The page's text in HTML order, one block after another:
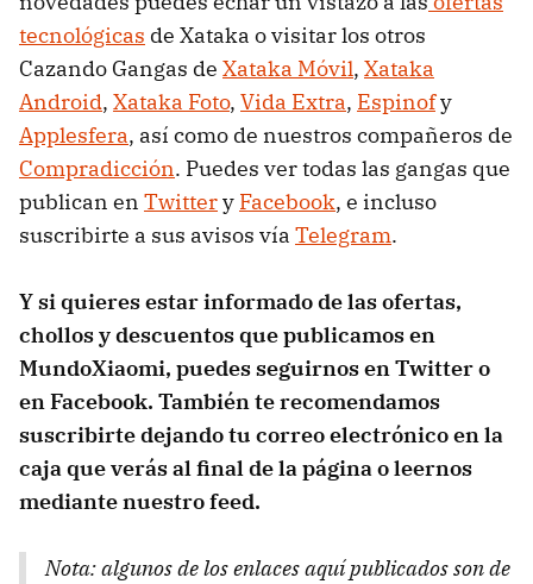
tecnológicas de Xataka o visitar los otros
Cazando Gangas de Xataka Móvil, Xataka
Android, Xataka Foto, Vida Extra, Espinofy
Applesfera, así como de nuestros compañeros de
Compradicción. Puedes ver todas las gangas que
publican en Twittery Facebook, e incluso
suscribirte a sus avisos vía Telegram.
Y si quieres estar informado de las ofertas,
chollos y descuentos que publicamos en
MundoXiaomi, puedes seguirnos en Twitter o
en Facebook. También te recomendamos
suscribirte dejando tu correo electrónico en la
caja que verás al final de la página o leernos
mediante nuestro feed.
Nota: algunos de los enlaces aquí publicados son de